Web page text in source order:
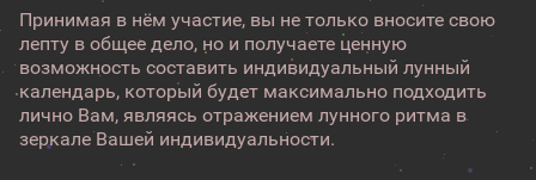
Принимая в нём участие, вы не только вносите свою
лепту в общее дело, но и получаете ценную
возможность составить индивидуальный лунный
календарь, который будет максимально подходить
лично Вам, являясь отражением лунного ритма в
зеркале Вашей индивидуальности.